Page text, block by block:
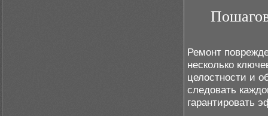
Ремонт
несколько
целостности и
следовать
гарантировать